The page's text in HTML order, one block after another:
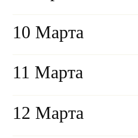
10 Марта
11 Марта
12 Марта